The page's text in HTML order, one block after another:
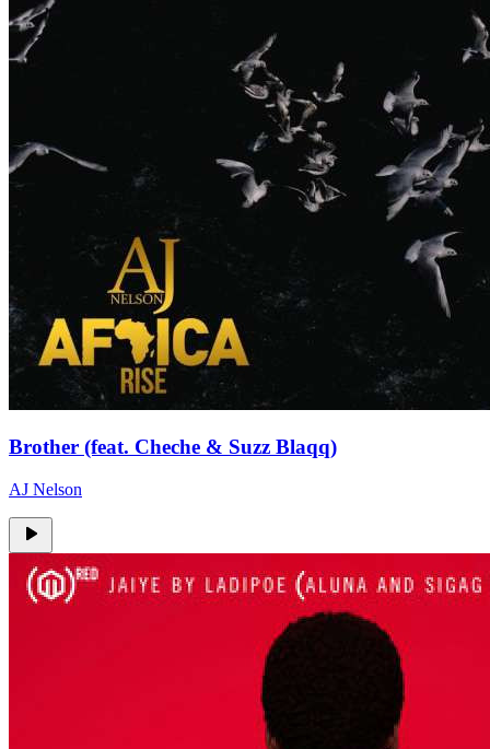
Brother (feat. Cheche & Suzz Blaqq)
AJ Nelson